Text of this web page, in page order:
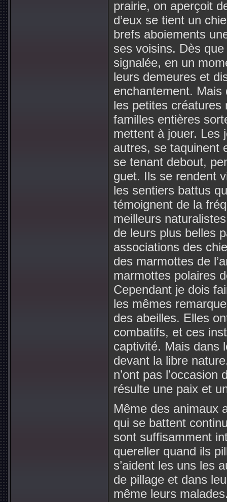
prairie, on aperçoit
d’eux se tient un
brefs aboiements
ses voisins. Dès que
signalée, en un
leurs demeures et
enchantement.
les petites créatures
familles entières
mettent à jouer. Les
autres, se taquinent
se tenant debout,
guet. Ils se rendent
les sentiers battus
témoignent de la
meilleurs
de leurs plus belles
associations des
des marmottes de
marmottes polaires
Cependant je dois
les mêmes
des abeilles. Elles
combatifs, et ces
captivité. Mais dans
devant la libre
n’ont pas
résulte une paix et
Même des animaux
qui se battent
sont suffisamment
quereller quand ils
s’aident les uns les
de pillage et dans
même leurs